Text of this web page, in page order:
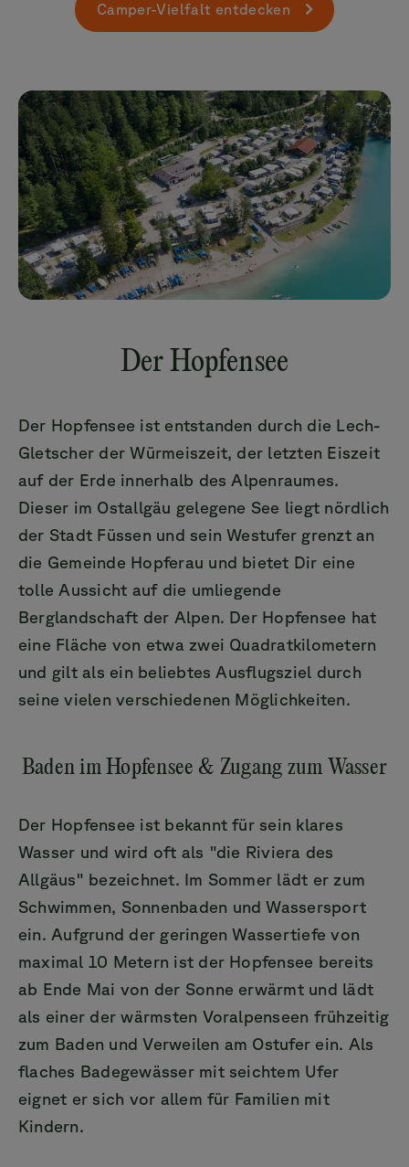
Camper-Vielfalt entdecken
Der Hopfensee
Der Hopfensee ist entstanden durch die Lech-
Gletscher der Würmeiszeit, der letzten Eiszeit
auf der Erde innerhalb des Alpenraumes.
Dieser im Ostallgäu gelegene See liegt nördlich
der Stadt Füssen und sein Westufer grenzt an
die Gemeinde Hopferau und bietet Dir eine
tolle Aussicht auf die umliegende
Berglandschaft der Alpen. Der Hopfensee hat
eine Fläche von etwa zwei Quadratkilometern
und gilt als ein beliebtes Ausflugsziel durch
seine vielen verschiedenen Möglichkeiten.
Baden im Hopfensee & Zugang zum Wasser
Der Hopfensee ist bekannt für sein klares
Wasser und wird oft als "die Riviera des
Allgäus" bezeichnet. Im Sommer lädt er zum
Schwimmen, Sonnenbaden und Wassersport
ein. Aufgrund der geringen Wassertiefe von
maximal 10 Metern ist der Hopfensee bereits
ab Ende Mai von der Sonne erwärmt und lädt
als einer der wärmsten Voralpenseen frühzeitig
zum Baden und Verweilen am Ostufer ein. Als
flaches Badegewässer mit seichtem Ufer
eignet er sich vor allem für Familien mit
Kindern.